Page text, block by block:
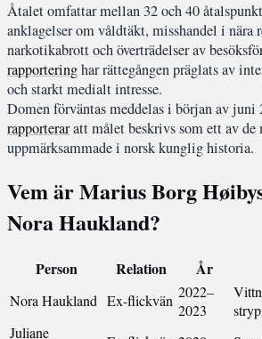
Åtalet omfattar mellan 32 och 40
anklagelser om våldtäkt, misshandel i nära
narkotikabrott och överträdelser av
rapporteringhar rättegången präglats av
och starkt medialt intresse.
Domen förväntas meddelas i början av juni
rapporteraratt målet beskrivs som ett av de
uppmärksammade i norsk kunglig historia.
Vem är Marius Borg
Nora Haukland?
Person Relation År
Nora Haukland Ex-flickvän 2022–
2023
Juliane